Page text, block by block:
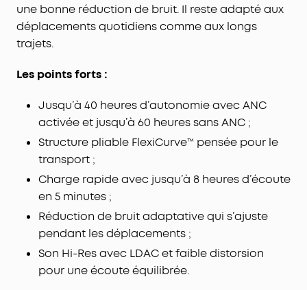
de 4 heures d'écoute avec seulement 5 minutes
de charge. N'ayez plus jamais peur de manquer
de batterie !
Activez le mode Sieste dans l'application
paysages sonores intégrés. Bloquez les
distractions et relaxez-vous pour être toujours au
une bonne réduction de bruit. Il reste adapté aux
déplacements quotidiens comme aux longs
trajets.
Les points forts :
Jusqu’à 40 heures d’autonomie avec ANC
activée et jusqu’à 60 heures sans ANC ;
Structure pliable FlexiCurve™ pensée pour le
transport ;
Charge rapide avec jusqu’à 8 heures d’écoute
en 5 minutes ;
Réduction de bruit adaptative qui s’ajuste
pendant les déplacements ;
Son Hi-Res avec LDAC et faible distorsion
pour une écoute équilibrée.